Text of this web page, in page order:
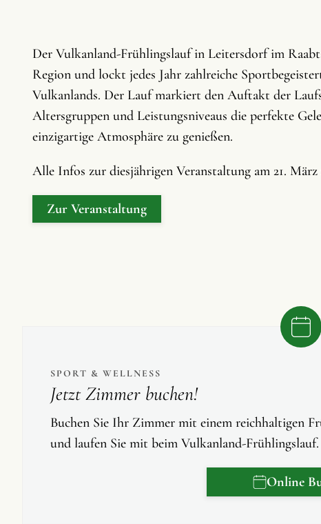
Der Vulkanland-Frühlingslauf in Leitersdorf im
Region und lockt jedes Jahr zahlreiche
Vulkanlands. Der Lauf markiert den Auftakt der
Altersgruppen und Leistungsniveaus die perfekte
einzigartige Atmosphäre zu genießen.
Alle Infos zur diesjährigen Veranstaltung am 21. März
Zur Veranstaltung
SPORT & WELLNESS
Jetzt Zimmer buchen!
Buchen Sie Ihr Zimmer mit einem reichhaltigen
und laufen Sie mit beim Vulkanland-Frühlingslauf.
Online